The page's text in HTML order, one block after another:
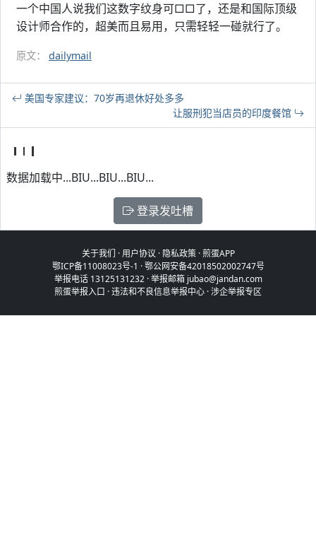
一个中国人说我们这数字纹身可□□了，还是和国际顶级
设计师合作的，超美而且易用，只需轻轻一碰就行了。
原文： dailymail
美国专家建议：70岁再退休好处多多
让服刑犯当店员的印度餐馆
数据加载中...BIU...BIU...BIU...
登录发吐槽
关于我们 ·用户协议 · 隐私政策·煎蛋APP
鄂ICP备11008023号-1 ·鄂公网安备42018502002747号
举报电话 13125131232 · 举报邮箱 jubao@jandan.com
煎蛋举报入口 ·违法和不良信息举报中心 ·涉企举报专区